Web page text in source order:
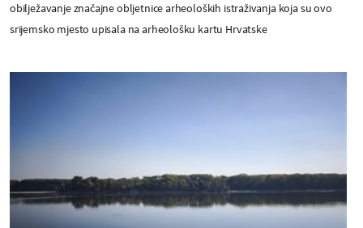
obilježavanje značajne obljetnice arheoloških istraživanja koja su ovo
srijemsko mjesto upisala na arheološku kartu Hrvatske